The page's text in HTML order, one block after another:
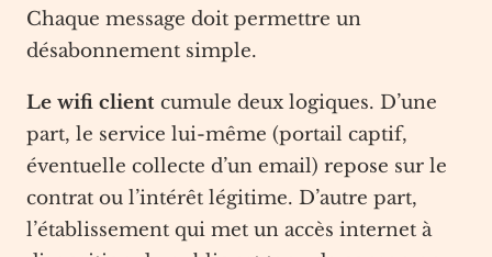
Chaque message doit permettre un
désabonnement simple.
Le wifi client cumule deux logiques. D’une
part, le service lui-même (portail captif,
éventuelle collecte d’un email) repose sur le
contrat ou l’intérêt légitime. D’autre part,
l’établissement qui met un accès internet à